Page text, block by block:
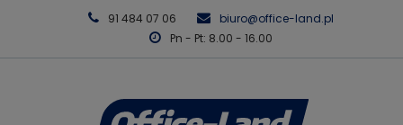
91 484 07 06
biuro@office-land.pl
Pn - Pt: 8.00 - 16.00